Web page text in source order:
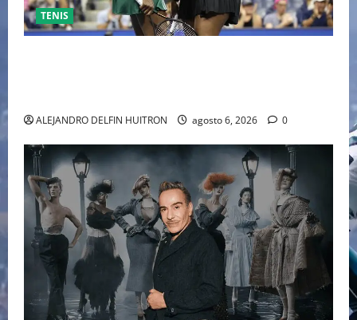
TENIS
ALEJANDRO DELFIN HUITRON agosto 6, 2026 0